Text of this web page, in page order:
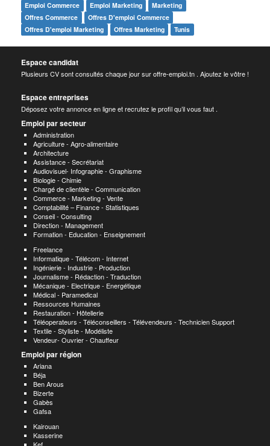
Emploi Commerce
Emploi Marketing
Marketing
Offres Commerce
Offres D'emploi Commerce
Offres D'emploi Marketing
Offres Marketing Tunis
Espace candidat
Plusieurs CV sont consultés chaque jour sur offre-emploi.tn . Ajoutez le vôtre !
Espace entreprises
Déposez votre annonce en ligne et recrutez le profil qu’il vous faut .
Emploi par secteur
Administration
Agriculture - Agro-alimentaire
Architecture
Assistance - Secrétariat
Audiovisuel- Infographie - Graphisme
Biologie - Chimie
Chargé de clientèle - Communication
Commerce - Marketing - Vente
Comptabilité – Finance - Statistiques
Conseil - Consulting
Direction - Management
Formation - Education - Enseignement
Freelance
Informatique - Télécom - Internet
Ingénierie - Industrie - Production
Journalisme - Rédaction - Traduction
Mécanique - Electrique - Energétique
Médical - Paramedical
Ressources Humaines
Restauration - Hôtellerie
Téléoperateurs - Téléconseillers - Télévendeurs - Technicien Support
Textile - Styliste - Modéliste
Vendeur- Ouvrier - Chauffeur
Emploi par région
Ariana
Béja
Ben Arous
Bizerte
Gabès
Gafsa
Kairouan
Kasserine